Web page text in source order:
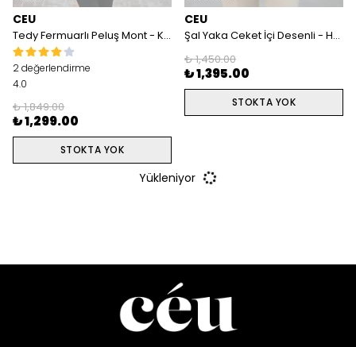
CEU
Tedy Fermuarlı Peluş Mont - Kahverengi
2 değerlendirme
4.0
₺ 1,849.00
₺ 1,299.00
STOKTA YOK
CEU
Şal Yaka Ceket İçi Desenli - Haki
₺ 1,450.00
₺ 1,395.00
STOKTA YOK
Yükleniyor